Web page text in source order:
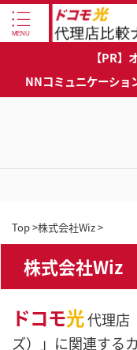
【PR】
NNコミュニケーショ
Top>株式会社Wiz>
株式会社Wiz
ドコモ光代理店
ズ）」に関連する